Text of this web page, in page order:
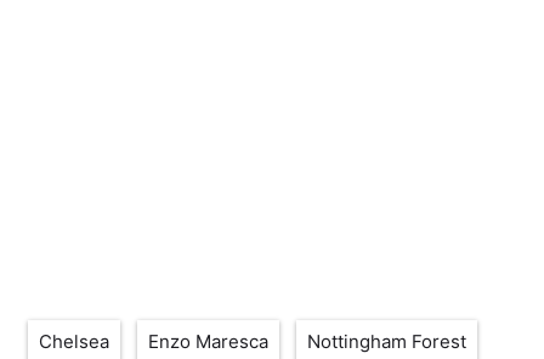
Étiquettes
Chelsea
Enzo Maresca Nottingham Forest